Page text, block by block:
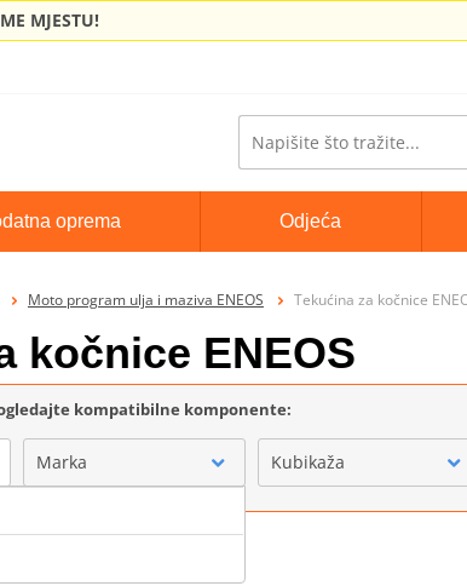
MJESTU!
oprema Odjeća
Moto program ulja i maziva ENEOS Tekućina za kočnice
kočnice ENEOS
kompatibilne komponente:
Marka Kubikaža